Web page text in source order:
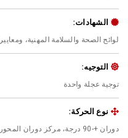
الشهادات:
لوائح الصحة والسلامة المهنية، ومعايير EN، ومعتمدة من CE
التوجيه:
توجية عجلة واحدة
نوع الحركة:
دوران +-90 درجة، مركز دوران المحور الخلفي